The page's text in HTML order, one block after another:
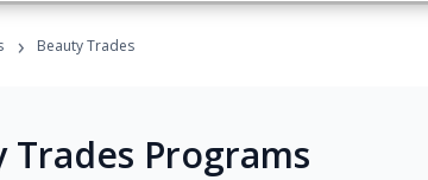
› Beauty Trades
Trades Programs